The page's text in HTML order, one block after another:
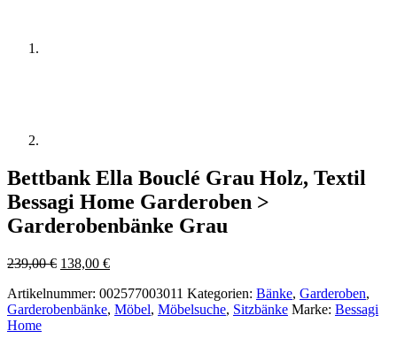
Bettbank Ella Bouclé Grau Holz, Textil
Bessagi Home Garderoben >
Garderobenbänke Grau
239,00€ Ursprünglicher
war:
239,00 €
138,00 €Aktueller
ist:
138,00 €.
Artikelnummer: 002577003011 Kategorien: Bänke, Garderoben,
Garderobenbänke, Möbel, Möbelsuche, Sitzbänke Marke: Bessagi
Home